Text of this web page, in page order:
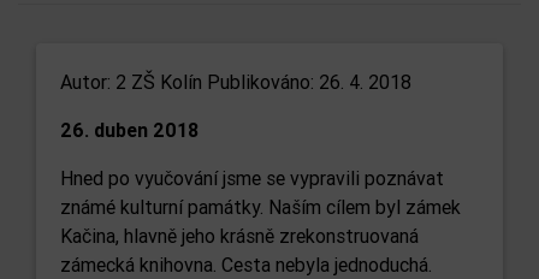
Autor: 2 ZŠ Kolín Publikováno: 26. 4. 2018
26. duben 2018
Hned po vyučování jsme se vypravili poznávat
známé kulturní památky. Naším cílem byl zámek
Kačina, hlavně jeho krásně zrekonstruovaná
zámecká knihovna. Cesta nebyla jednoduchá.